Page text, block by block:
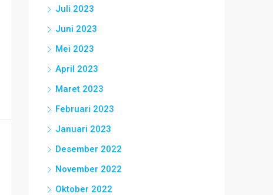
Juli 2023
Juni 2023
Mei 2023
April 2023
Maret 2023
Februari 2023
Januari 2023
Desember 2022
November 2022
Oktober 2022